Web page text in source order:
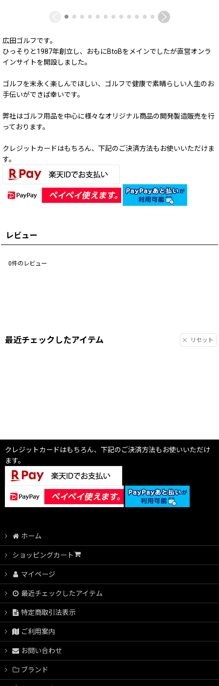
広田ゴルフです。
ひっそりと1987年創立し、おもにBtoBをメインでしたが直営オンラ
インサイトを開設しました。
ゴルフを末永く楽しんでほしい、ゴルフで健康で素晴らしい人生のお
手伝いができば幸いです。
弊社はゴルフ用品を中心に様々なオリジナル商品の開発製造販売を行
っております。
クレジットカードはもちろん、下記のご決済方法もお使いいただけま
す。
レビュー
0件のレビュー
最近チェックしたアイテム リセット
クレジットカードはもちろん、下記のご決済方法もお使いいただけ
ます。
ホーム
ショッピングカート
マイページ
最近チェックしたアイテム
特定商取引法表示
ご利用案内
お問い合わせ
ブランド